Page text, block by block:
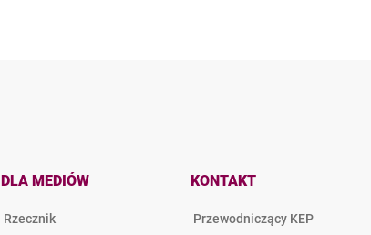
DLA MEDIÓW
Rzecznik
KONTAKT
Przewodniczący KEP